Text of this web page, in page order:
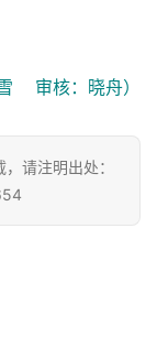
审核：晓舟）
请注明出处：